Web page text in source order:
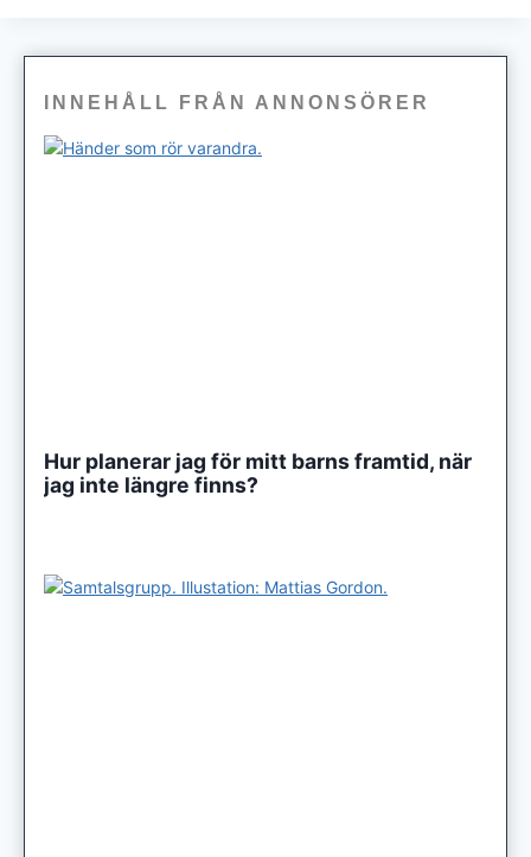
INNEHÅLL FRÅN ANNONSÖRER
Hur planerar jag för mitt barns framtid, när
jag inte längre finns?